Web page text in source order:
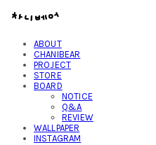
ABOUT
CHANIBEAR
PROJECT
STORE
BOARD
NOTICE
Q&A
REVIEW
WALLPAPER
INSTAGRAM